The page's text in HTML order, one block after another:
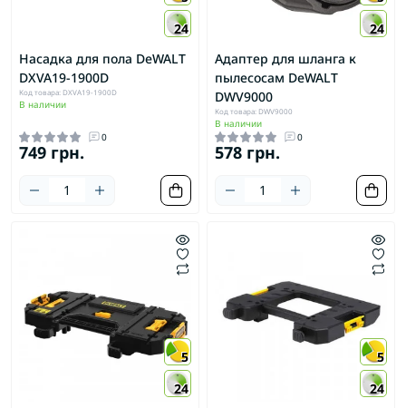
24
Насадка для пола DeWALT
DXVA19-1900D
Код товара: DXVA19-1900D
В наличии
0
749 грн.
24
Адаптер для шланга к
пылесосам DeWALT
DWV9000
Код товара: DWV9000
В наличии
0
578 грн.
5
24
5
24